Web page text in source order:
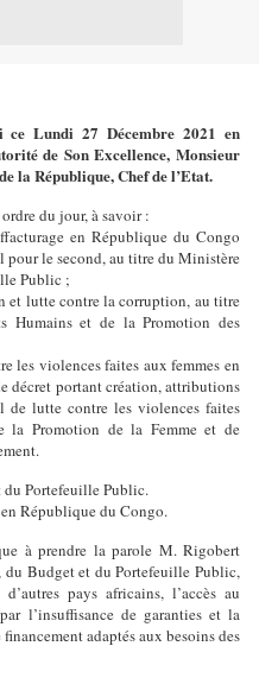
ce Lundi 27 Décembre 2021 en
de Son Excellence, Monsieur
la République, Chef de l’Etat.
du jour, à savoir :
en République du Congo
pour le second, au titre du Ministère
Public ;
et lutte contre la corruption, au titre
Humains et de la Promotion des
les violences faites aux femmes en
décret portant création, attributions
de lutte contre les violences faites
la Promotion de la Femme et de
du Portefeuille Public.
République du Congo.
à prendre la parole M. Rigobert
du Budget et du Portefeuille Public,
pays africains, l’accès au
l’insuffisance de garanties et la
adaptés aux besoins des